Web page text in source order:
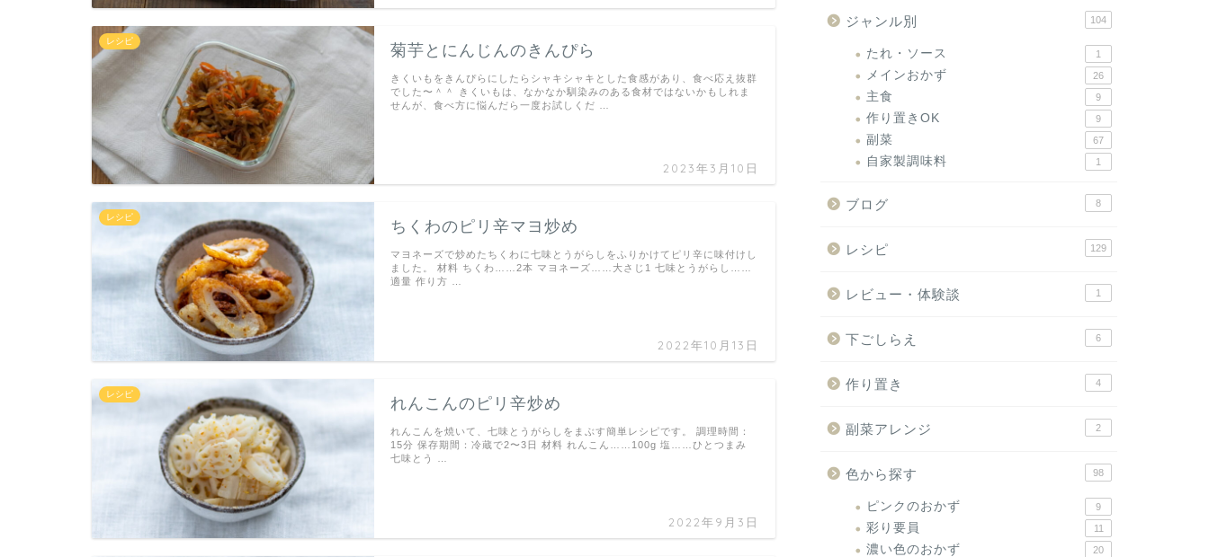
レシピ
菊芋とにんじんのきんぴら
2023年3月10日
きくいもをきんぴらにしたらシャキシャキとした食感があり、食べ応え抜群
でした〜＾＾ きくいもは、なかなか馴染みのある食材ではないかもしれま
せんが、食べ方に悩んだら一度お試しくだ …
レシピ
ちくわのピリ辛マヨ炒め
2022年10月13日
マヨネーズで炒めたちくわに七味とうがらしをふりかけてピリ辛に味付けし
ました。 材料 ちくわ……2本 マヨネーズ……大さじ1 七味とうがらし……
適量 作り方 …
レシピ
れんこんのピリ辛炒め
2022年9月3日
れんこんを焼いて、七味とうがらしをまぶす簡単レシピです。 調理時間：
15分 保存期間：冷蔵で2〜3日 材料 れんこん……100g 塩……ひとつまみ
七味とう …
ジャンル別 104
たれ・ソース 1
メインおかず 26
主食 9
作り置きOK 9
副菜 67
自家製調味料 1
ブログ 8
レシピ 129
レビュー・体験談 1
下ごしらえ 6
作り置き 4
副菜アレンジ 2
色から探す 98
ピンクのおかず 9
彩り要員 11
濃い色のおかず 20